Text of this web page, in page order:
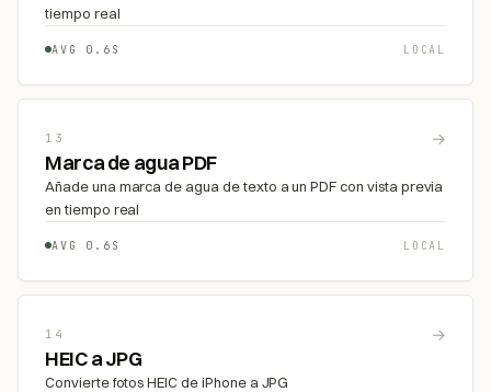
tiempo real
AVG 0.6S LOCAL
13 →
Marca de agua PDF
Añade una marca de agua de texto a un PDF con vista previa
en tiempo real
AVG 0.6S LOCAL
14 →
HEIC a JPG
Convierte fotos HEIC de iPhone a JPG